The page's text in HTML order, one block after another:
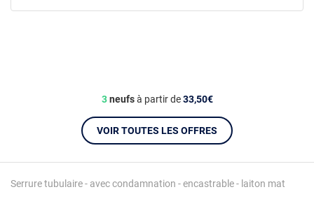
Serrure tubulaire - avec condamnation - encastrable - laiton mat
3neufsà partir de33,50€
VOIR TOUTES LES OFFRES